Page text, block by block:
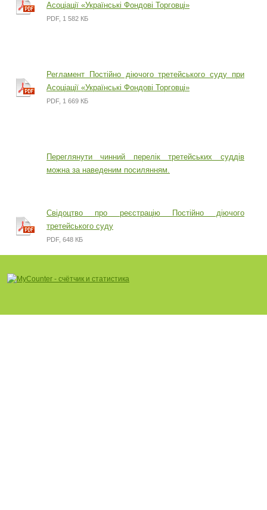
Асоціації «Українські Фондові Торговці»
PDF, 1 582 КБ
Регламент Постійно діючого третейського суду при
Асоціації «Українські Фондові Торговці»
PDF, 1 669 КБ
Переглянути чинний перелік третейських суддів
можна за наведеним посилянням.
Свідоцтво про реєстрацію Постійно діючого
третейського суду
PDF, 648 КБ